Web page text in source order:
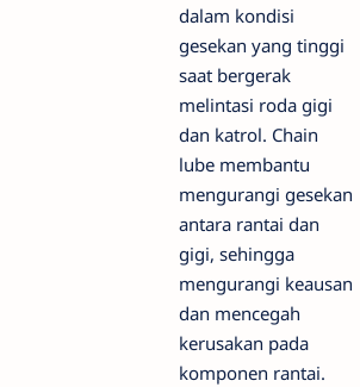
dalam kondisi
gesekan yang tinggi
saat bergerak
melintasi roda gigi
dan katrol. Chain
lube membantu
mengurangi gesekan
antara rantai dan
gigi, sehingga
mengurangi keausan
dan mencegah
kerusakan pada
komponen rantai.